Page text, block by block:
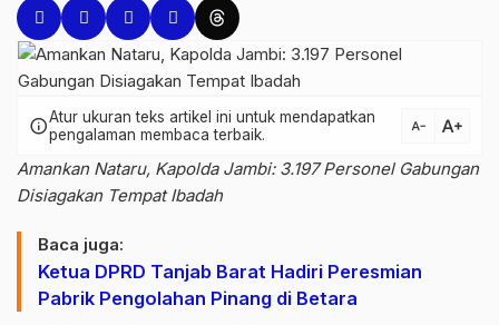
infoAtur ukuran teks artikel ini untuk mendapatkan
pengalaman membaca terbaik.
text_decrease text_increase
Amankan Nataru, Kapolda Jambi: 3.197 Personel Gabungan
Disiagakan Tempat Ibadah
Baca juga:
Ketua DPRD Tanjab Barat Hadiri Peresmian
Pabrik Pengolahan Pinang di Betara